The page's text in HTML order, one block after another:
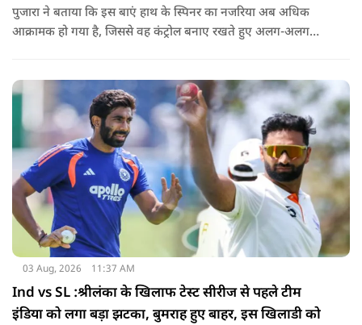
पुजारा ने बताया कि इस बाएं हाथ के स्पिनर का नजरिया अब अधिक
आक्रामक हो गया है, जिससे वह कंट्रोल बनाए रखते हुए अलग-अलग
03 Aug, 2026 11:37 AM
Ind vs SL :श्रीलंका के खिलाफ टेस्ट सीरीज से पहले टीम
इंडिया को लगा बड़ा झटका, बुमराह हुए बाहर, इस खिलाडी को